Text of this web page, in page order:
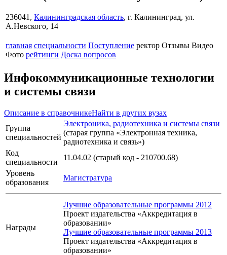
236041, Калининградская область, г. Калининград, ул.
А.Невского, 14
главная специальности Поступление ректор Отзывы Видео
Фото рейтинги Доска вопросов
Инфокоммуникационные технологии
и системы связи
Описание в справочникеНайти в других вузах
Группа
специальностей
Электроника, радиотехника и системы связи
(старая группа «Электронная техника,
радиотехника и связь»)
Код
специальности
11.04.02 (старый код - 210700.68)
Уровень
образования
Магистратура
Награды
Лучшие образовательные программы 2012
Проект издательства «Аккредитация в
образовании»
Лучшие образовательные программы 2013
Проект издательства «Аккредитация в
образовании»